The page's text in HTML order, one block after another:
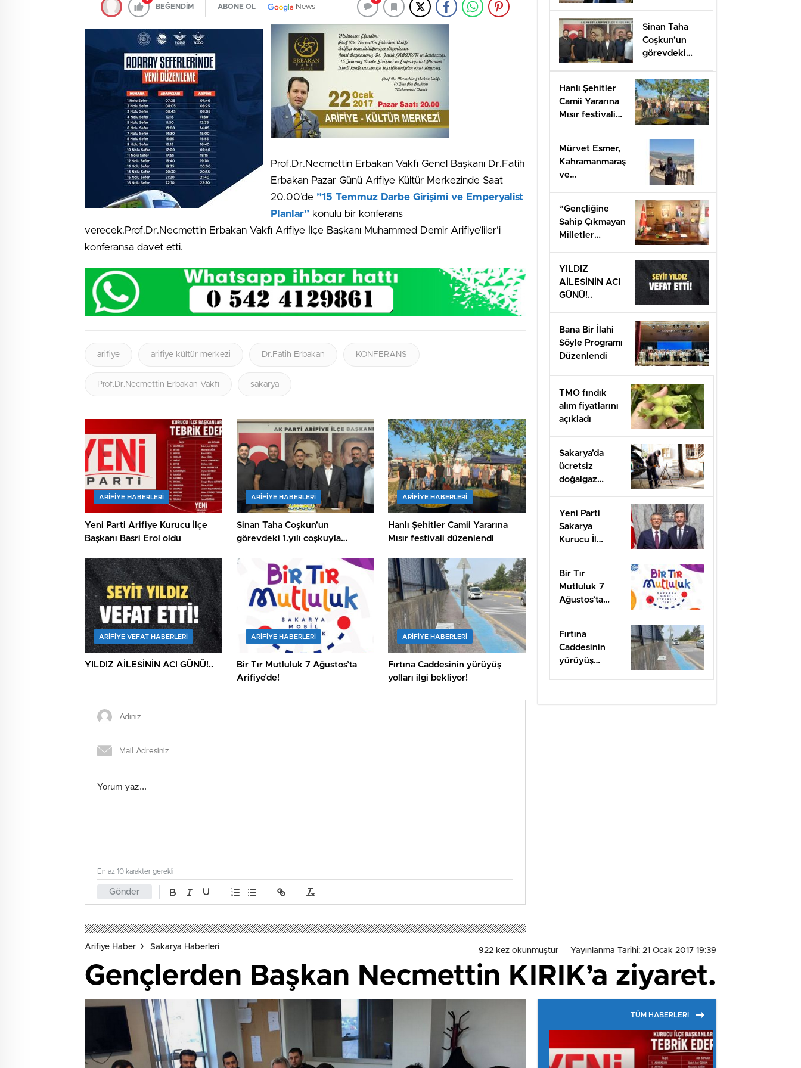
BEĞENDİM ABONE OL News
Prof.Dr.Necmettin Erbakan Vakfı Genel Başkanı Dr.Fatih
Erbakan Pazar Günü Arifiye Kültür Merkezinde Saat
20.00’de ”15 Temmuz Darbe Girişimi ve Emperyalist
Planlar” konulu bir konferans
verecek.Prof.Dr.Necmettin Erbakan Vakfı Arifiye İlçe Başkanı Muhammed Demir Arifiye’liler’i
konferansa davet etti.
arifiye arifiye kültür merkezi Dr.Fatih Erbakan KONFERANS
Prof.Dr.Necmettin Erbakan Vakfı sakarya
ARIFIYE HABERLERI
Yeni Parti Arifiye Kurucu İlçe
Başkanı Basri Erol oldu
ARIFIYE HABERLERI
Sinan Taha Coşkun’un
görevdeki 1.yılı coşkuyla
ARIFIYE HABERLERI
Hanlı Şehitler Camii Yararına
Mısır festivali düzenlendi
ARIFIYE VEFAT HABERLERI
YILDIZ AİLESİNİN ACI GÜNÜ!..
ARIFIYE HABERLERI
Bir Tır Mutluluk 7 Ağustos’ta
Arifiye’de!
ARIFIYE HABERLERI
Fırtına Caddesinin yürüyüş
yolları ilgi bekliyor!
Gönder
En az 10 karakter gerekli
Sinan Taha
Coşkun’un
görevdeki
kutlandı.
Hanlı Şehitler
Camii Yararına
Mısır festivali
Mürvet Esmer,
Kahramanmaraş
ve
mesaj
gönderdi.
“Gençliğine
Sahip Çıkmayan
Milletler
YILDIZ
AİLESİNİN ACI
GÜNÜ!..
Bana Bir İlahi
Söyle Programı
Düzenlendi
TMO fındık
alım fiyatlarını
açıkladı
Sakarya’da
ücretsiz
doğalgaz
başladı
Yeni Parti
Sakarya
Kurucu İl
Bir Tır
Mutluluk 7
Ağustos’ta
Fırtına
Caddesinin
yürüyüş
Arifiye Haber Sakarya Haberleri 922 kez okunmuştur Yayınlanma Tarihi: 21 Ocak 2017 19:39
Gençlerden Başkan Necmettin KIRIK’a ziyaret.
TÜM HABERLERİ